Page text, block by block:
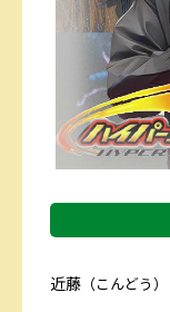
近藤 （こんどう）